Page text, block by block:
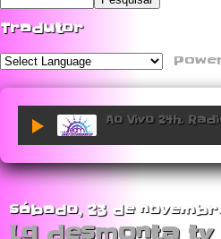
Tradutor
sábado, 23 de